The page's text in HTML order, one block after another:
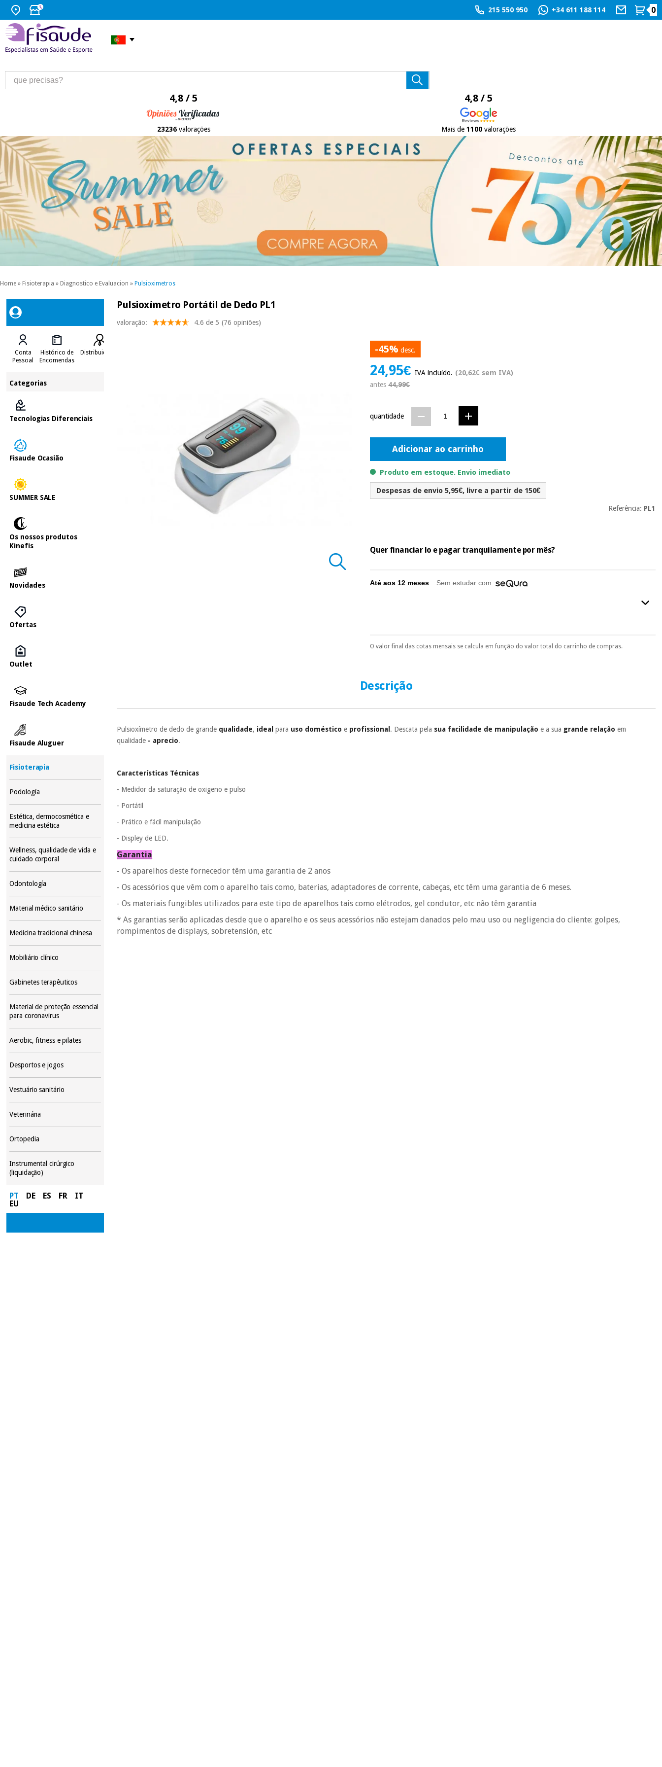
215 550 950 +34 611 188 114 0
4,8 / 5
23236valorações
4,8 / 5
Mais de 1100valorações
Home » Fisioterapia » Diagnostico e Evaluacion » Pulsioximetros
Conta
Pessoal
Histórico de
Encomendas
Distribuidores
Categorias
Tecnologias Diferenciais
Fisaude Ocasião
SUMMER SALE
Os nossos produtos
Kinefis
Novidades
Ofertas
Outlet
Fisaude Tech Academy
Fisaude Aluguer
Fisioterapia
Podología
Estética, dermocosmética e
medicina estética
Wellness, qualidade de vida e
cuidado corporal
Odontología
Material médico sanitário
Medicina tradicional chinesa
Mobiliário clínico
Gabinetes terapêuticos
Material de proteção essencial
para coronavirus
Aerobic, fitness e pilates
Desportos e jogos
Vestuário sanitário
Veterinária
Ortopedia
Instrumental cirúrgico
(liquidação)
PT DE ES FR
IT
EU
Pulsioxímetro Portátil de Dedo PL1
valoração: 4.6 de 5 (76 opiniões)
-45% desc.
24,95€IVA incluído. (20,62€ sem IVA)
antes44,99€
quantidade
Adicionar ao carrinho
Produto em estoque. Envio imediato
Despesas de envio 5,95€, livre a partir de 150€
Referência: PL1
Quer financiar lo e pagar tranquilamente por mês?
Até aos 12 meses Sem estudar com
Pode escolhê-lo no final do processo de compra, ao escolher o método de pagamento.
É gratuito para si
prestações serão cobradas no mesmo dia de cada mês.
sem penalizações ou truques.
O valor final das cotas mensais se calcula em função do valor total do carrinho de compras.
Descrição
Pulsioxímetro de dedo de grande qualidade, idealpara uso doméstico e profissional . Descata pela sua facilidade de manipulação e a sua grande relação em
qualidade - aprecio.
Características Técnicas
- Medidor da saturação de oxigeno e pulso
- Portátil
- Prático e fácil manipulação
- Displey de LED.
Garantia
- Os aparelhos deste fornecedor têm uma garantia de 2 anos
- Os acessórios que vêm com o aparelho tais como, baterias, adaptadores de corrente, cabeças, etc têm uma garantia de 6 meses.
- Os materiais fungibles utilizados para este tipo de aparelhos tais como elétrodos, gel condutor, etc não têm garantia
* As garantias serão aplicadas desde que o aparelho e os seus acessórios não estejam danados pelo mau uso ou negligencia do cliente: golpes,
rompimentos de displays, sobretensión, etc